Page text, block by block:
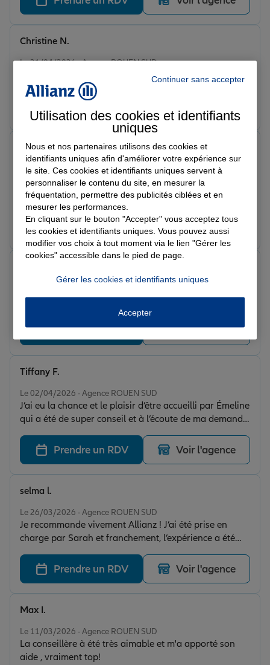
Le 21/04/2026 - Agence ROUEN SUD
Christine N.
Note de 5 sur 5
Le 17/04/2026 - Agence ROUEN SUD
Excellent accueil. Prise en compte de la fidélité de
l'assuré. Très bien
Claude J.
Prendre un RDV Voir l'agence
Note de 5 sur 5
Personnel Très réactif et vivace 👍
Prendre un RDV Voir l'agence
Le 02/04/2026 - Agence ROUEN SUD
J’ai eu la chance et le plaisir d’être accueilli par Émeline
qui a été de super conseil et à l’écoute de ma demande
Souriante et rayonnante Je vous recommande
vraiment de passer la voir en agence si vous avez des
besoins 😉
Tiffany F.
Prendre un RDV Voir l'agence
Le 26/03/2026 - Agence ROUEN SUD
Je recommande vivement Allianz ! J’ai été prise en
charge par Sarah et franchement, l’expérience a été
parfaite du début à la fin. En à peine 5 minutes, tout
était réglé : efficacité incroyable ! Elle maîtrise son
métier à la perfection, explique tout clairement et
propose des tarifs vraiment très intéressants. En plus
de son professionnalisme, elle est d’une grande
Je suis ravie de m’être assurée chez Allianz, et encore
plus d’être tombée sur une personne aussi compétente
et impliquée. Une vraie pépite !
selma l.
Prendre un RDV Voir l'agence
Le 11/03/2026 - Agence ROUEN SUD
La conseillère à été très aimable et m'a apporté son
aide , vraiment top!
Max I.
Continuer sans accepter
Utilisation des cookies et identifiants
uniques
Nous et nos partenaires utilisons des cookies et
identifiants uniques afin d'améliorer votre expérience sur
le site. Ces cookies et identifiants uniques servent à
personnaliser le contenu du site, en mesurer la
fréquentation, permettre des publicités ciblées et en
mesurer les performances.
En cliquant sur le bouton "Accepter" vous acceptez tous
les cookies et identifiants uniques. Vous pouvez aussi
modifier vos choix à tout moment via le lien "Gérer les
cookies" accessible dans le pied de page.
Gérer les cookies et identifiants uniques
Accepter